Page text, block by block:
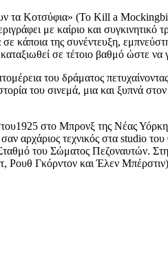
τα Κοτσύφια» (To Kill a
με καίριο και συγκινητικό
της συνέντευξη,
σε τέτοιο βαθμό ώστε
του δράματος
του σινεμά, μια και ξυπνά
στο Μπρονξ της Νέας
αρχάριος τεχνικός στα studio
του Σώματος Πεζοναυτών.
Γκόρντον και Έλεν